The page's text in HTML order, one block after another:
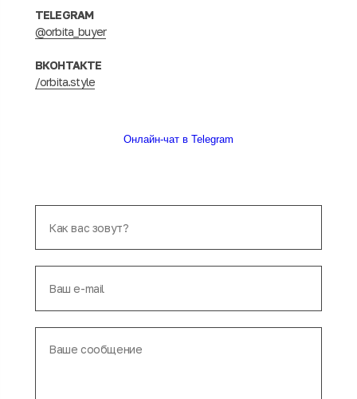
TELEGRAM
@orbita_buyer
ВКОНТАКТЕ
/orbita.style
Онлайн-чат в Telegram